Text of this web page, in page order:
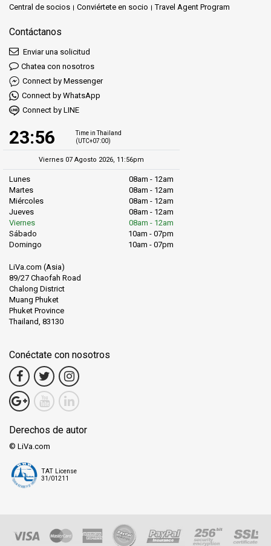
Central de socios Conviértete en socio Travel Agent Program
Contáctanos
Enviar una solicitud
Chatea con nosotros
Connect by Messenger
Connect by WhatsApp
Connect by LINE
23:56
Time in Thailand
(UTC+07:00)
Viernes 07 Agosto 2026, 11:56pm
Lunes
08am - 12am
Martes
08am - 12am
Miércoles
08am - 12am
Jueves
08am - 12am
Viernes
08am - 12am
Sábado
10am - 07pm
Domingo
10am - 07pm
LiVa.com (Asia)
89/27 Chaofah Road
Chalong District
Muang Phuket
Phuket Province
Thailand, 83130
Conéctate con nosotros
Derechos de autor
© LiVa.com
TAT License
31/01211